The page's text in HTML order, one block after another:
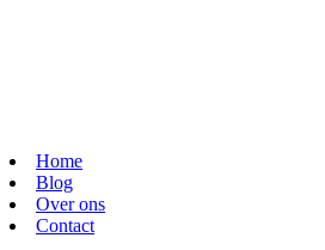
Home
Blog
Over ons
Contact